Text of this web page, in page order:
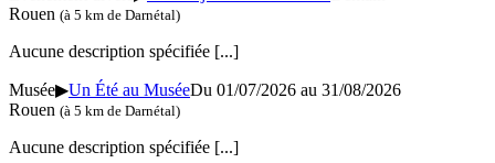
Rouen (à 5 km de Darnétal)
Aucune description spécifiée [...]
Musée▶Un Été au MuséeDu 01/07/2026 au 31/08/2026
Rouen (à 5 km de Darnétal)
Aucune description spécifiée [...]